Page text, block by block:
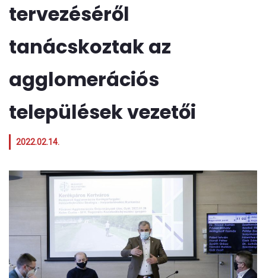
tervezéséről
tanácskoztak az
agglomerációs
települések vezetői
2022.02.14.